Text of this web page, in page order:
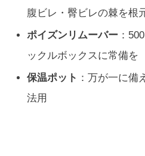
腹ビレ・臀ビレの棘を根
ポイズンリムーバー ：
ックルボックスに常備を
保温ポット ：万が一に備
法用